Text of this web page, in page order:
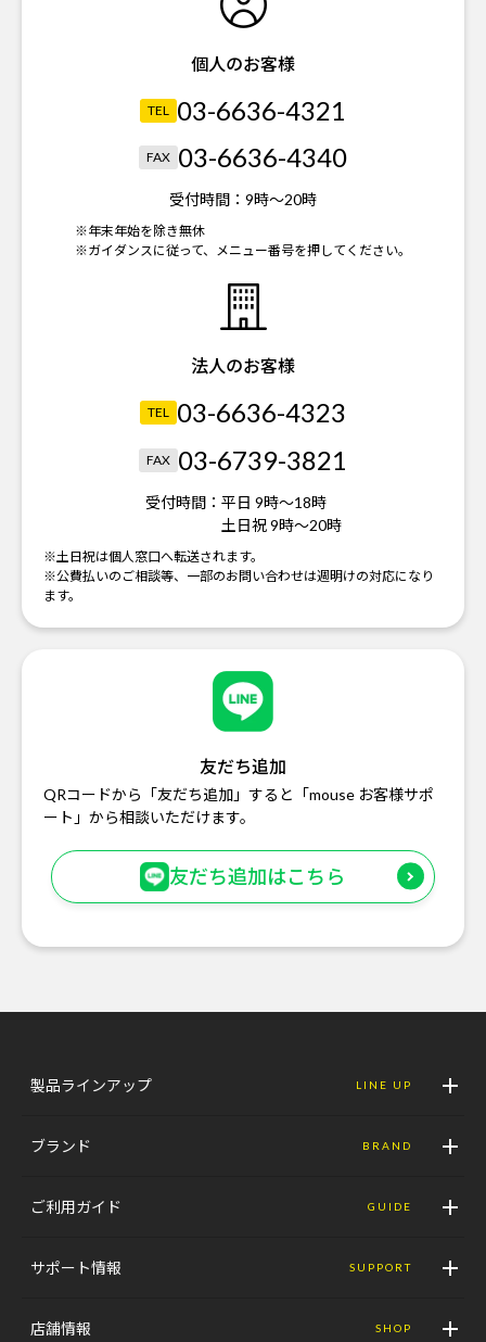
個人のお客様
TEL 03-6636-4321
FAX 03-6636-4340
受付時間： 9時～20時
※年末年始を除き無休
※ガイダンスに従って、メニュー番号を押してください。
法人のお客様
TEL 03-6636-4323
FAX 03-6739-3821
受付時間： 平日 9時～18時
土日祝 9時～20時
※土日祝は個人窓口へ転送されます。
※公費払いのご相談等、一部のお問い合わせは週明けの対応になり
ます。
友だち追加
QRコードから「友だち追加」すると「mouse お客様サポ
ート」から相談いただけます。
友だち追加はこちら
製品ラインアップ LINE UP
ブランド BRAND
ご利用ガイド GUIDE
サポート情報 SUPPORT
店舗情報 SHOP